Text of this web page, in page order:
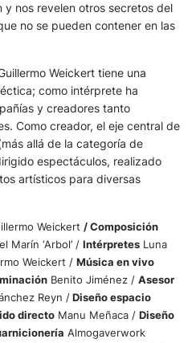
y nos revelen otros secretos del
no se pueden contener en las
Weickert tiene una
como intérprete ha
y creadores tanto
Como creador, el eje central de
allá de la categoría de
espectáculos, realizado
artísticos para diversas
Weickert / Composición
Marín ‘Arbol’ / Intérpretes Luna
Weickert / Música en vivo
Benito Jiménez / Asesor
Reyn /Diseño espacio
directo Manu Meñaca / Diseño
Almogaverwork